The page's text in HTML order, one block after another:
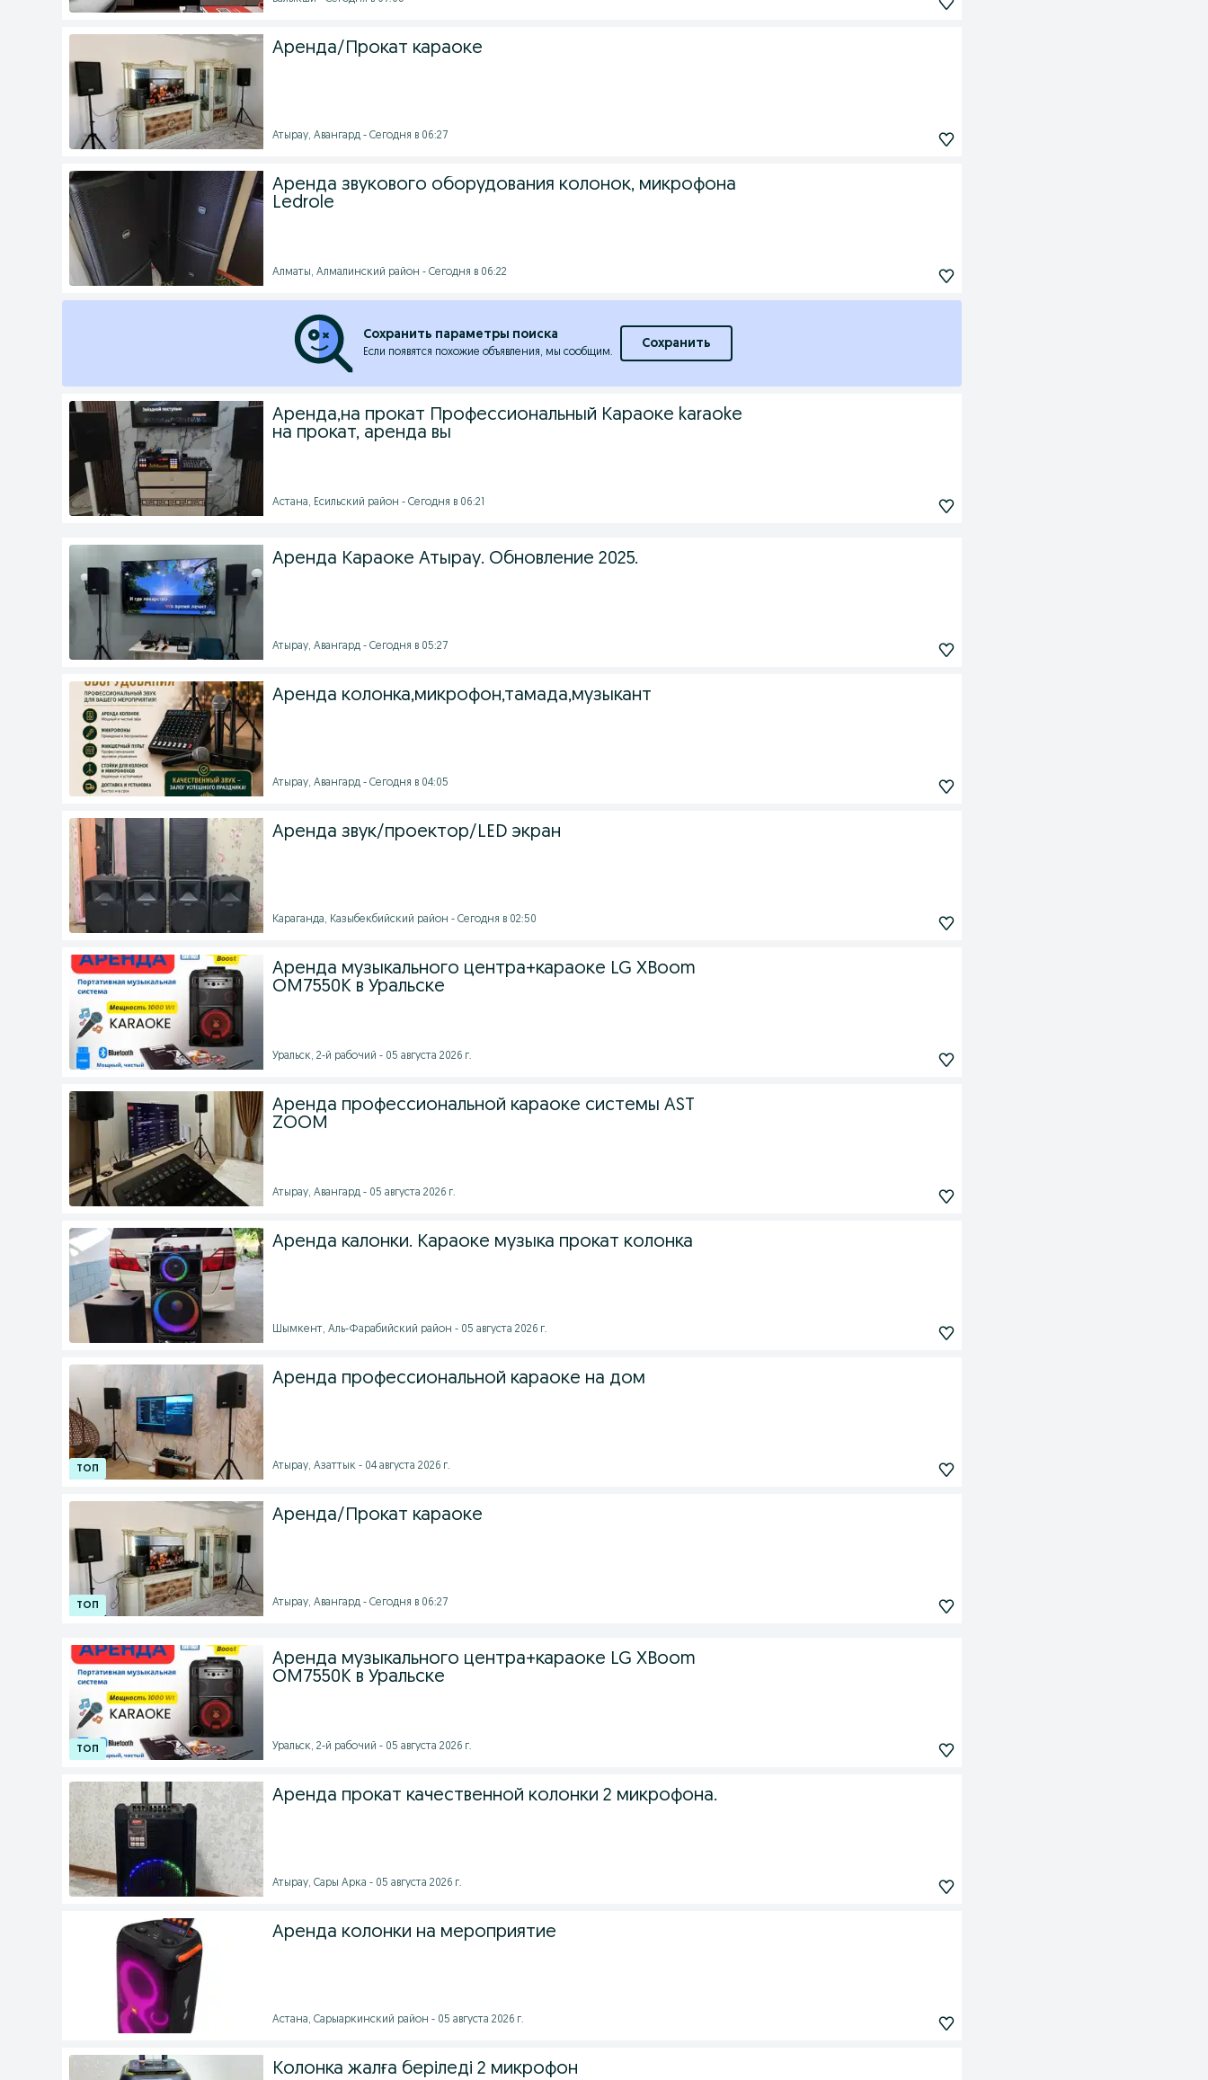
Аренда/Прокат караоке
Атырау, Авангард - Сегодня в 06:27
Аренда звукового оборудования колонок, микрофона
Ledrole
Алматы, Алмалинский район - Сегодня в 06:22
Сохранить параметры поиска
Если появятся похожие объявления, мы сообщим.
Сохранить
Аренда,на прокат Профессиональный Караоке karaoke
на прокат, аренда вы
Астана, Есильский район - Сегодня в 06:21
Аренда Караоке Атырау. Обновление 2025.
Атырау, Авангард - Сегодня в 05:27
Аренда колонка,микрофон,тамада,музыкант
Атырау, Авангард - Сегодня в 04:05
Аренда звук/проектор/LED экран
Караганда, Казыбекбийский район - Сегодня в 02:50
Аренда музыкального центра+караоке LG XBoom
OM7550K в Уральске
Уральск, 2-й рабочий - 05 августа 2026 г.
Аренда профессиональной караоке системы AST
ZOOM
Атырау, Авангард - 05 августа 2026 г.
Аренда калонки. Караоке музыка прокат колонка
Шымкент, Аль-Фарабийский район - 05 августа 2026 г.
Аренда профессиональной караоке на дом
Атырау, Азаттык - 04 августа 2026 г.
Аренда/Прокат караоке
Атырау, Авангард - Сегодня в 06:27
Аренда музыкального центра+караоке LG XBoom
OM7550K в Уральске
Уральск, 2-й рабочий - 05 августа 2026 г.
Аренда прокат качественной колонки 2 микрофона.
Атырау, Сары Арка - 05 августа 2026 г.
Аренда колонки на мероприятие
Астана, Сарыаркинский район - 05 августа 2026 г.
Колонка жалға беріледi 2 микрофон